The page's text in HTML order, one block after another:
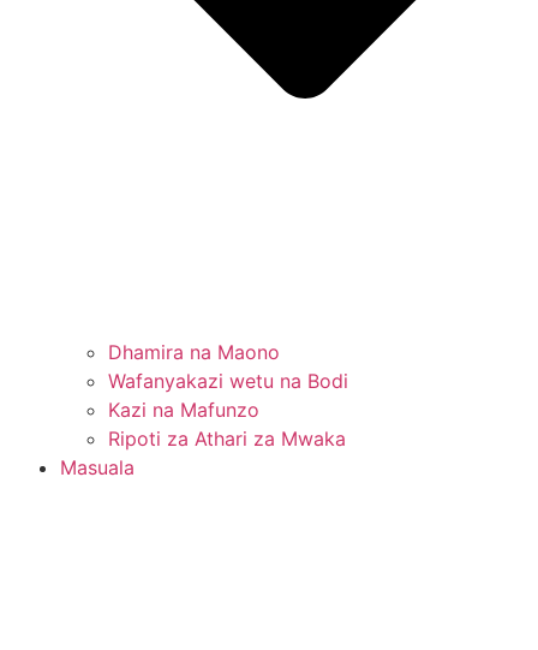
Dhamira na Maono
Wafanyakazi wetu na Bodi
Kazi na Mafunzo
Ripoti za Athari za Mwaka
Masuala